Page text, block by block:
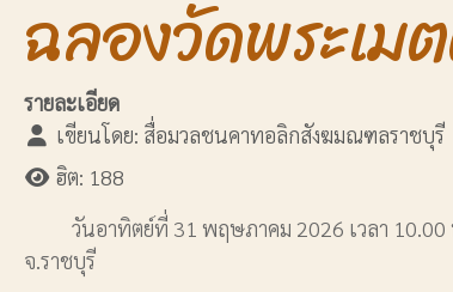
ฉลองวัดพระเม
รายละเอียด
เขียนโดย: สื่อมวลชนคาทอลิกสังฆมณฑลราชบุรี
ฮิต: 188
วันอาทิตย์ที่ 31 พฤษภาคม 2026 เวลา 10.00 น
จ.ราชบุรี